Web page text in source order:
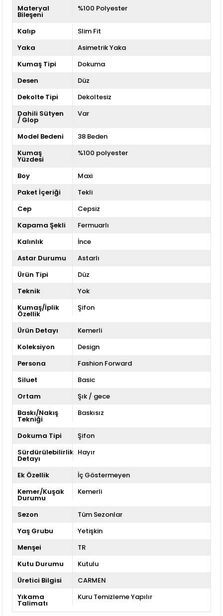
Materyal
Bileşeni
%100 Polyester
Kalıp
Slim Fit
Yaka
Asimetrik Yaka
Kumaş Tipi
Dokuma
Desen
Düz
Dekolte Tipi
Dekoltesiz
Dahili Sütyen
/ Glop
Var
Model Bedeni
38 Beden
Kumaş
Yüzdesi
%100 polyester
Boy
Maxi
Paket İçeriği
Tekli
Cep
Cepsiz
Kapama Şekli
Fermuarlı
Kalınlık
İnce
Astar Durumu
Astarlı
Ürün Tipi
Düz
Teknik
Yok
Kumaş/İplik
Özellik
Şifon
Ürün Detayı
Kemerli
Koleksiyon
Design
Persona
Fashion Forward
Siluet
Basic
Ortam
Şık / gece
Baskı/Nakış
Tekniği
Baskısız
Dokuma Tipi
Şifon
Sürdürülebilirlik
Detayı
Hayır
Ek Özellik
İç Göstermeyen
Kemer/Kuşak
Durumu
Kemerli
Sezon
Tüm Sezonlar
Yaş Grubu
Yetişkin
Menşei
TR
Kutu Durumu
Kutulu
Üretici Bilgisi
CARMEN
Yıkama
Talimatı
Kuru Temizleme Yapılır